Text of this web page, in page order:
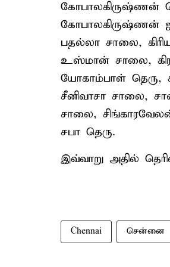
கோபாலகிருஷ்ணன்
கோபாலகிருஷ்ணன்
பதல்லா சாலை,
உஸ்மான் சாலை,
யோகாம்பாள் தெரு,
சீனிவாசா சாலை,
சாலை,
சபா தெரு.
இவ்வாறு அதில்
Chennai சென்னை